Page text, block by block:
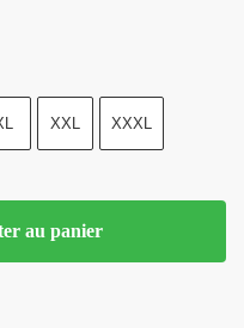
XXL XXXL
au panier